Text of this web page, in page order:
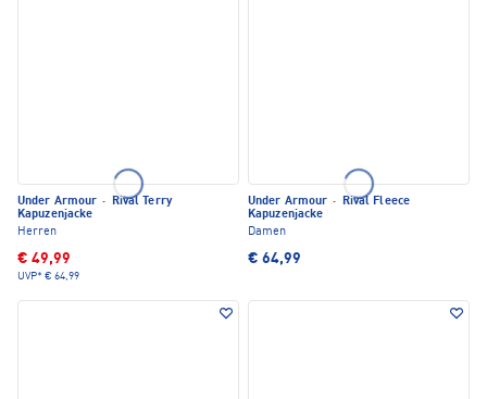
Under Armour ·
Rival Terry
Kapuzenjacke
Herren
€ 49,99
UVP* € 64,99
Under Armour ·
Rival Fleece
Kapuzenjacke
Damen
€ 64,99